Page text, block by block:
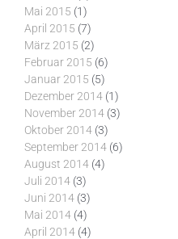
Mai 2015 (1)
April 2015 (7)
März 2015 (2)
Februar 2015 (6)
Januar 2015 (5)
Dezember 2014 (1)
November 2014 (3)
Oktober 2014 (3)
September 2014 (6)
August 2014 (4)
Juli 2014 (3)
Juni 2014 (3)
Mai 2014 (4)
April 2014 (4)